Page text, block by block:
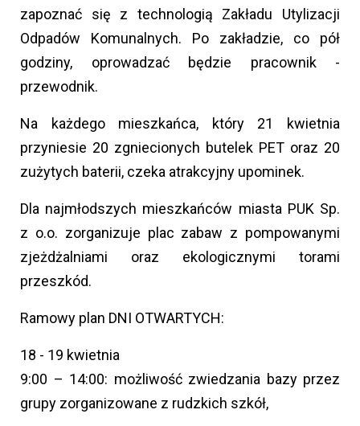
zapoznać się z technologią Zakładu Utylizacji
Odpadów Komunalnych. Po zakładzie, co pół
godziny, oprowadzać będzie pracownik -
przewodnik.
Na każdego mieszkańca, który 21 kwietnia
przyniesie 20 zgniecionych butelek PET oraz 20
zużytych baterii, czeka atrakcyjny upominek.
Dla najmłodszych mieszkańców miasta PUK Sp.
z o.o. zorganizuje plac zabaw z pompowanymi
zjeżdżalniami oraz ekologicznymi torami
przeszkód.
Ramowy plan DNI OTWARTYCH:
18 - 19 kwietnia
9:00 – 14:00: możliwość zwiedzania bazy przez
grupy zorganizowane z rudzkich szkół,